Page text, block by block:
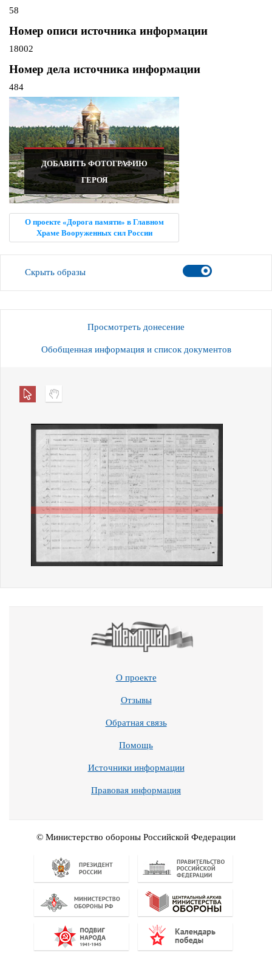
58
Номер описи источника информации
18002
Номер дела источника информации
484
ДОБАВИТЬ ФОТОГРАФИЮ
ГЕРОЯ
О проекте «Дорога памяти» в Главном
Храме Вооруженных сил России
Скрыть образы
Просмотреть донесение
Обобщенная информация и список документов
О проекте
Отзывы
Обратная связь
Помощь
Источники информации
Правовая информация
© Министерство обороны Российской Федерации